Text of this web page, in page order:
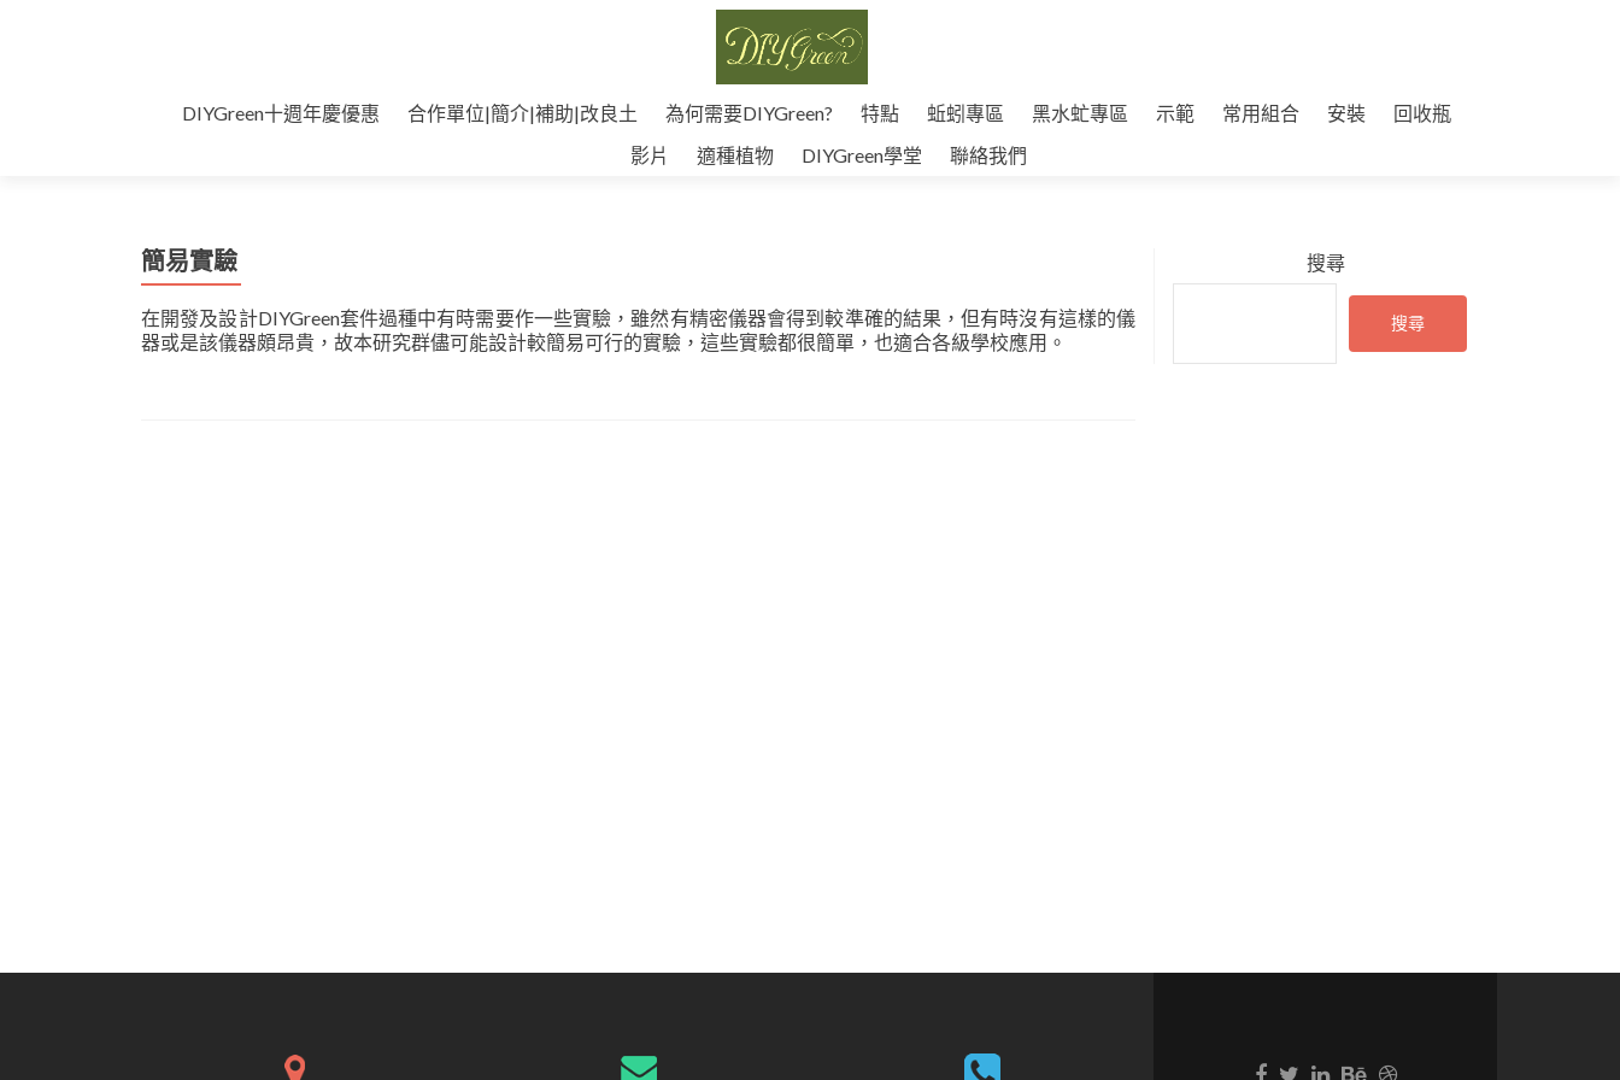
DIYGreen十週年慶優惠 合作單位|簡介|補助|改良土 為何需要DIYGreen? 特點 蚯蚓專區 黑水虻專區 示範 常用組合 安裝
回收瓶
影片
適種植物 DIYGreen學堂 聯絡我們
簡易實驗
在開發及設計DIYGreen套件過種中有時需要作一些實驗，雖然有精密儀器會得到較準確的結果，但有時沒有這樣的儀
器或是該儀器頗昂貴，故本研究群儘可能設計較簡易可行的實驗，這些實驗都很簡單，也適合各級學校應用。
搜尋
搜尋